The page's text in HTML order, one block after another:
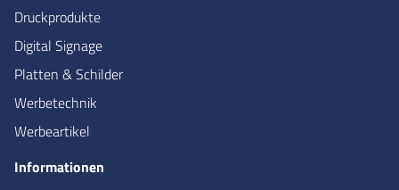
Druckprodukte
Digital Signage
Platten & Schilder
Werbetechnik
Werbeartikel
Informationen